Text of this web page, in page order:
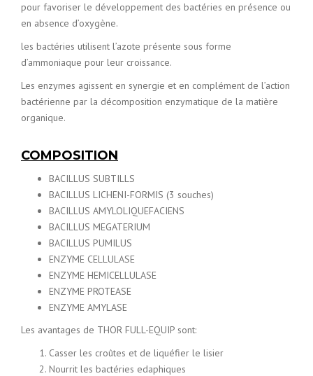
pour favoriser le développement des bactéries en présence ou
en absence d’oxygène.
les bactéries utilisent l’azote présente sous forme
d’ammoniaque pour leur croissance.
Les enzymes agissent en synergie et en complément de l’action
bactérienne par la décomposition enzymatique de la matière
organique.
COMPOSITION
BACILLUS SUBTILLS
BACILLUS LICHENI-FORMIS (3 souches)
BACILLUS AMYLOLIQUEFACIENS
BACILLUS MEGATERIUM
BACILLUS PUMILUS
ENZYME CELLULASE
ENZYME HEMICELLULASE
ENZYME PROTEASE
ENZYME AMYLASE
Les avantages de THOR FULL-EQUIP sont:
Casser les croûtes et de liquéfier le lisier
Nourrit les bactéries edaphiques